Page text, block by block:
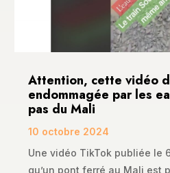
Attention, cette vidéo
endommagée par les
pas du Mali
10 octobre 2024
Une vidéo TikTok publiée le
qu’un pont ferré au Mali est